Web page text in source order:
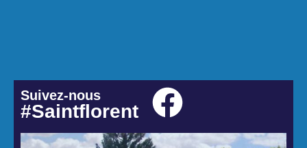
Suivez-nous
#Saintflorent